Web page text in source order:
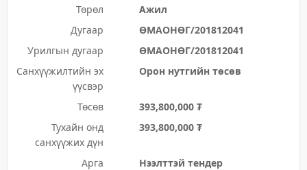
Төрөл
Ажил
Дугаар
ӨМАОНӨГ/201812041
Урилгын дугаар
ӨМАОНӨГ/201812041
Санхүүжилтийн эх
үүсвэр
Орон нутгийн төсөв
Төсөв
393,800,000 ₮
Тухайн онд
санхүүжих дүн
393,800,000 ₮
Арга
Нээлттэй тендер